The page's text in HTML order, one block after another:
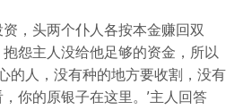
，头两个仆人各按本金赚回双
怨主人没给他足够的资金，所以
的人，没有种的地方要收割，没有
你的原银子在这里。’主人回答